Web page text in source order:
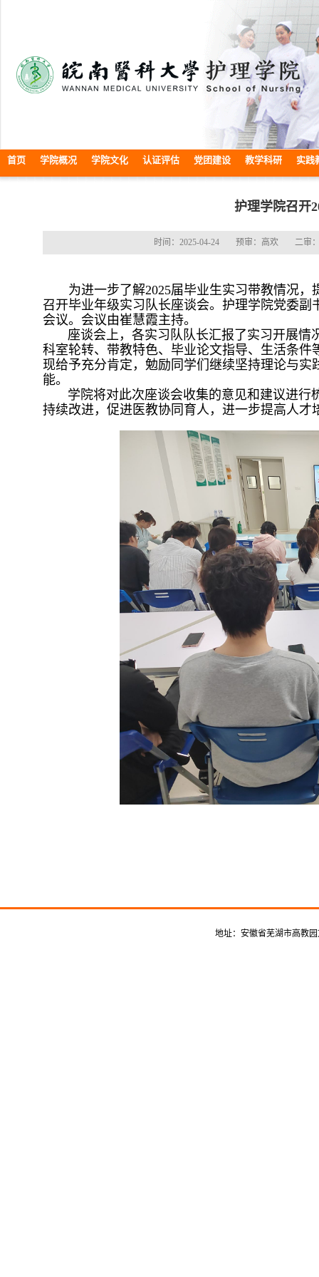
首页 学院概况 学院文化 认证评估 党团建设 教学科研 实践
护理学院召开
时间：2025-04-24 预审：高欢 二审
为进一步了解2025届毕业生实习带教情况
召开毕业年级实习队长座谈会。护理学院党委
会议。会议由崔慧霞主持。
座谈会上，各实习队队长汇报了实习开展情
科室轮转、带教特色、毕业论文指导、生活条
现给予充分肯定，勉励同学们继续坚持理论与
能。
学院将对此次座谈会收集的意见和建议进行
持续改进，促进医教协同育人，进一步提高人才
地址：安徽省芜湖市高教